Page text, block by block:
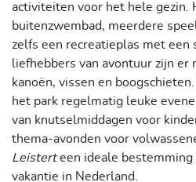
activiteiten voor het hele gezin.
buitenzwembad, meerdere
zelfs een recreatieplas met een
liefhebbers van avontuur zijn er
kanoën, vissen en
het park regelmatig leuke
van knutselmiddagen voor
thema-avonden voor
Leisterteen ideale
vakantie in Nederland.